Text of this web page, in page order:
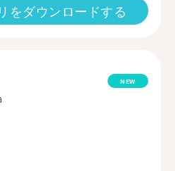
をダウンロードする
NEW